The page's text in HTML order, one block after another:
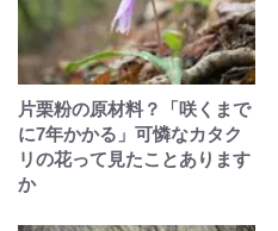
片栗粉の原材料？「咲くまで
に7年かかる」可憐なカタク
リの花って見たことあります
か